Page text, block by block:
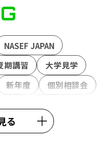
NASEF JAPAN
期講習
大学見学
新年度
個別相談会
結果
る